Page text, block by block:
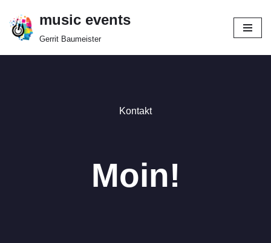
Zum
music events
Gerrit Baumeister
Kontakt
Moin!